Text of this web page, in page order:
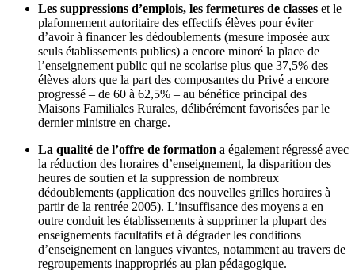
Les suppressions d’emplois, les fermetures de classes et le
plafonnement autoritaire des effectifs élèves pour éviter
d’avoir à financer les dédoublements (mesure imposée aux
seuls établissements publics) a encore minoré la place de
l’enseignement public qui ne scolarise plus que 37,5% des
élèves alors que la part des composantes du Privé a encore
progressé – de 60 à 62,5% – au bénéfice principal des
Maisons Familiales Rurales, délibérément favorisées par le
dernier ministre en charge.
La qualité de l’offre de formation a également régressé avec
la réduction des horaires d’enseignement, la disparition des
heures de soutien et la suppression de nombreux
dédoublements (application des nouvelles grilles horaires à
partir de la rentrée 2005). L’insuffisance des moyens a en
outre conduit les établissements à supprimer la plupart des
enseignements facultatifs et à dégrader les conditions
d’enseignement en langues vivantes, notamment au travers de
regroupements inappropriés au plan pédagogique.